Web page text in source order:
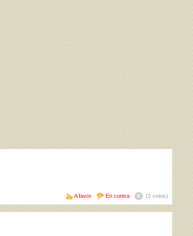
A favor En contra 0 (2 votos)